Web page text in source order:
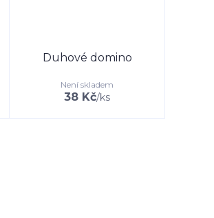
Duhové domino
38 Kč/ks
Není skladem